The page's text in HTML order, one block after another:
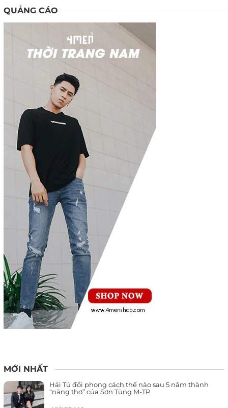
QUẢNG CÁO
MỚI NHẤT
Hải Tú đổi phong cách thế nào sau 5 năm thành
“nàng thơ” của Sơn Tùng M-TP